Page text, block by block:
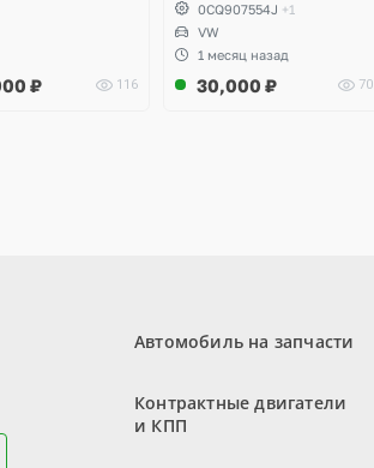
₽ 116
0CQ907554J +1
VW
1 месяц назад
30,000 ₽ 70
Автомобиль на запчасти
Контрактные двигатели
и КПП